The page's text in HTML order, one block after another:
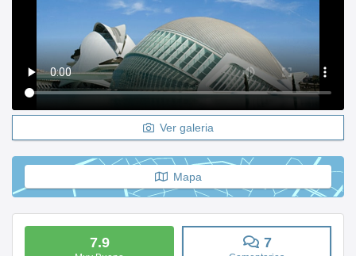
Ver galeria
Mapa
7.9 7